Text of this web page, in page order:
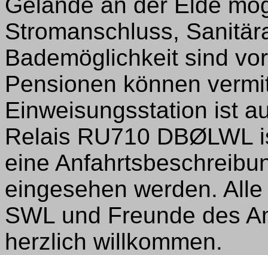
Stromanschluss,
Bademöglichkeit sind
Pensionen können
Einweisungsstation ist
Relais RU710 DBØLWL
eine
eingesehen werden.
SWL und Freunde des
herzlich willkommen.